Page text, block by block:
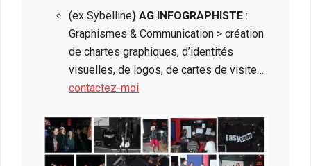
(ex Sybelline) AG INFOGRAPHISTE:
Graphismes & Communication > création
de chartes graphiques, d’identités
visuelles, de logos, de cartes de visite…
contactez-moi